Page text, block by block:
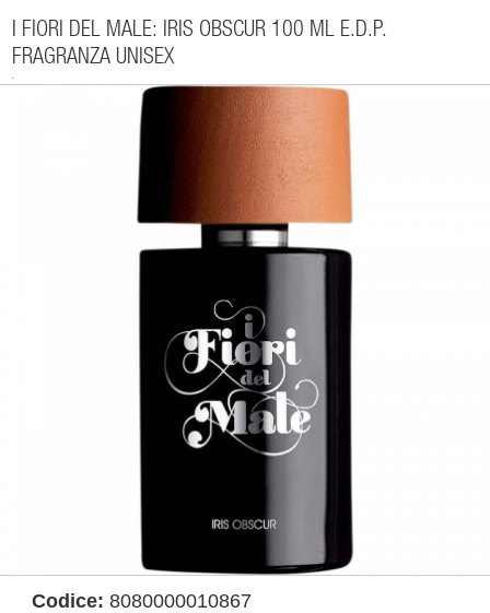
I FIORI DEL MALE: IRIS OBSCUR 100 ML E.D.P.
FRAGRANZA UNISEX
Codice:8080000010867